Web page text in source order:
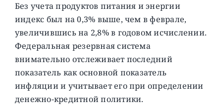
Без учета продуктов питания и энергии
индекс был на 0,3% выше, чем в феврале,
увеличившись на 2,8% в годовом исчислении.
Федеральная резервная система
внимательно отслеживает последний
показатель как основной показатель
инфляции и учитывает его при определении
денежно-кредитной политики.